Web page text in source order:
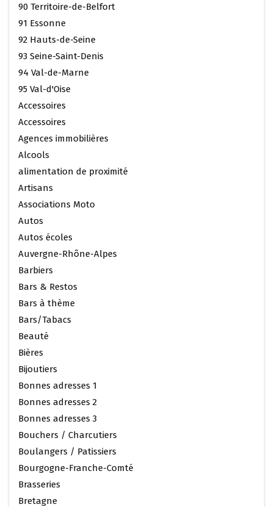
90 Territoire-de-Belfort
91 Essonne
92 Hauts-de-Seine
93 Seine-Saint-Denis
94 Val-de-Marne
95 Val-d'Oise
Accessoires
Accessoires
Agences immobilières
Alcools
alimentation de proximité
Artisans
Associations Moto
Autos
Autos écoles
Auvergne-Rhône-Alpes
Barbiers
Bars & Restos
Bars à thème
Bars/Tabacs
Beauté
Bières
Bijoutiers
Bonnes adresses 1
Bonnes adresses 2
Bonnes adresses 3
Bouchers / Charcutiers
Boulangers / Patissiers
Bourgogne-Franche-Comté
Brasseries
Bretagne